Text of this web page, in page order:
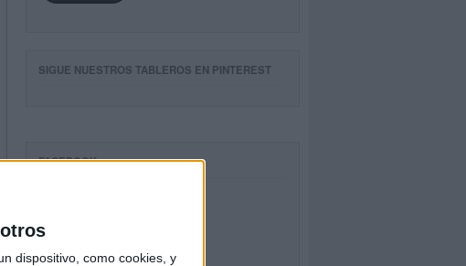
dispositivo, como cookies, y
SIGUE NUESTROS TABLEROS EN PINTEREST
FACEBOOK